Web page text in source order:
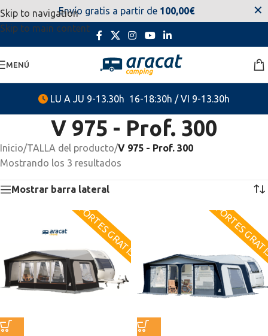
Skip to navigation
Skip to main content
estaremos disponibles. Disculpen las molestias.
MENÚ
LU A JU 9-13.30h 16-18:30h / VI 9-13.30h
V 975 - Prof. 300
Inicio/TALLA del producto/V 975 - Prof. 300
Mostrando los 3 resultados
Envío gratis a partir de 100,00€ ✕
Mostrar barra lateral
PORTES GRATIS PORTES